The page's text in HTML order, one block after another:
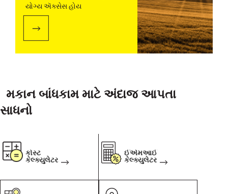
યોગ્ય ઍક્સેસ હોય
મકાન બાંધકામ માટે અંદાજ આપતા
સાધનો
કોસ્ટ
કેલ્ક્યુલેટર
ઈએમઆઈ
કેલ્ક્યુલેટર